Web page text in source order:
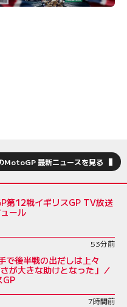
MotoGP 最新ニュースを見る
第12戦イギリスGP TV放送
ール
53分前
で後半戦の出だしは上々
が大きな助けとなった」／
GP
7時間前